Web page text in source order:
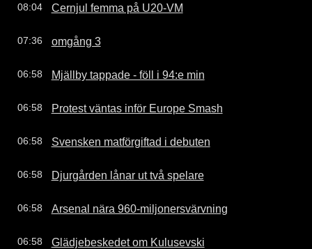
08:04 Cernjul femma på U20-VM
07:36 omgång 3
06:58 Mjällby tappade - föll i 94:e min
06:58 Protest väntas inför Europe Smash
06:58 Svensken matförgiftad i debuten
06:58 Djurgården lånar ut två spelare
06:58 Arsenal nära 960-miljonersvärvning
06:58 Glädjebeskedet om Kulusevski